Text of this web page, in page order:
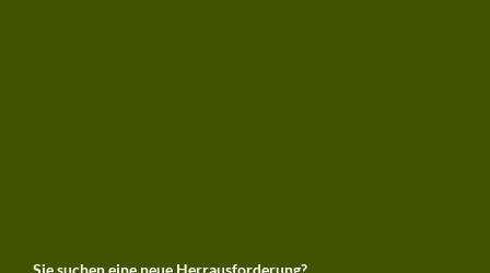
Sie suchen eine neue Herrausforderung?